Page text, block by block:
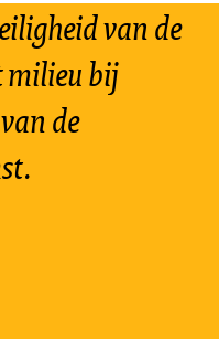
van de
milieu bij
de